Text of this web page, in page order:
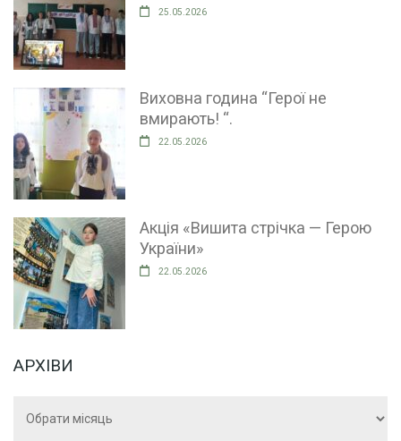
25.05.2026
Виховна година “Герої не
вмирають! “.
22.05.2026
Акція «Вишита стрічка — Герою
України»
22.05.2026
АРХІВИ